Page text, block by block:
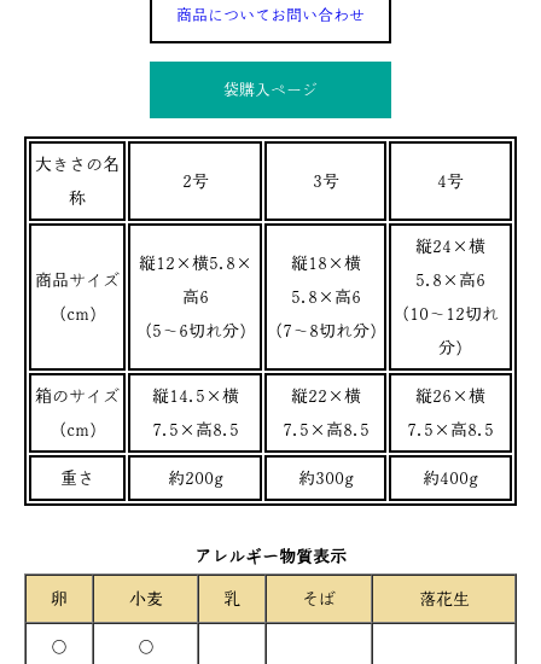
商品についてお問い合わせ
袋購入ぺージ
大きさの名
称
2号 3号 4号
商品サイズ
(cm)
縦12×横5.8×
高6
(5～6切れ分)
縦18×横
5.8×高6
(7～8切れ分)
縦24×横
5.8×高6
(10～12切れ
分)
箱のサイズ
(cm)
縦14.5×横
7.5×高8.5
縦22×横
7.5×高8.5
縦26×横
7.5×高8.5
重さ 約200g 約300g 約400g
アレルギー物質表示
卵 小麦 乳 そば 落花生
○ ○